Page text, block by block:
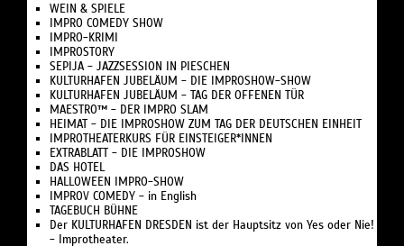
WEIN & SPIELE
IMPRO COMEDY SHOW
IMPRO-KRIMI
IMPROSTORY
SEPIJA - JAZZSESSION IN PIESCHEN
KULTURHAFEN JUBELÄUM - DIE IMPROSHOW-SHOW
KULTURHAFEN JUBELÄUM - TAG DER OFFENEN TÜR
MAESTRO™ - DER IMPRO SLAM
HEIMAT - DIE IMPROSHOW ZUM TAG DER DEUTSCHEN EINHEIT
IMPROTHEATERKURS FÜR EINSTEIGER*INNEN
EXTRABLATT - DIE IMPROSHOW
DAS HOTEL
HALLOWEEN IMPRO-SHOW
IMPROV COMEDY - in English
TAGEBUCH BÜHNE
Der KULTURHAFEN DRESDEN ist der Hauptsitz von Yes oder Nie!
- Improtheater.